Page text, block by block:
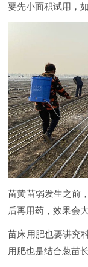
要先小面积试用，
苗黄苗弱发生之前
后再用药，效果会
苗床用肥也要讲究
用肥也是结合葱苗